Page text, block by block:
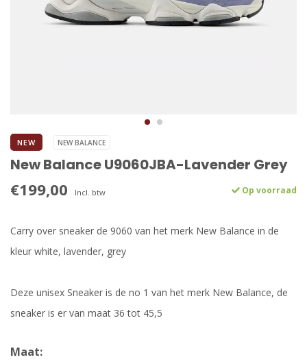
NEW NEW BALANCE
New Balance U9060JBA-Lavender Grey
€199,00 Incl. btw Op voorraad
Carry over sneaker de 9060 van het merk New Balance in de
kleur white, lavender, grey
Deze unisex Sneaker is de no 1 van het merk New Balance, de
sneaker is er van maat 36 tot 45,5
Maat: